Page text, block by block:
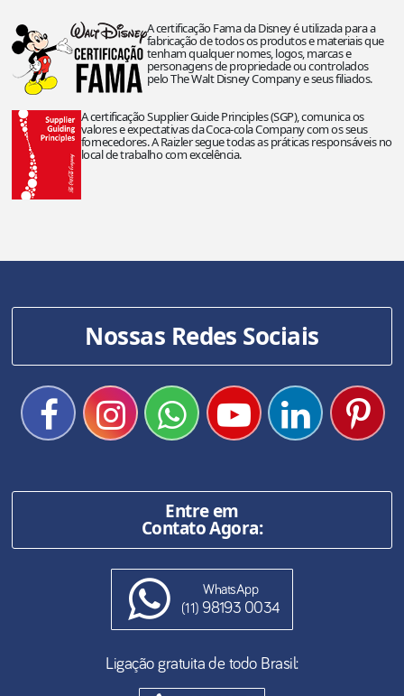
A certificação Fama da Disney é utilizada para a
fabricação de todos os produtos e materiais que
tenham qualquer nomes, logos, marcas e
personagens de propriedade ou controlados
pelo The Walt Disney Company e seus filiados.
A certificação Supplier Guide Principles (SGP), comunica os
valores e expectativas da Coca-cola Company com os seus
fornecedores. A Raizler segue todas as práticas responsáveis no
local de trabalho com excelência.
Nossas Redes Sociais
Entre em
Contato Agora:
WhatsApp
(11) 98193 0034
Ligação gratuita de todo Brasil: